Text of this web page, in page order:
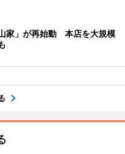
家」が再始動 本店を大規模